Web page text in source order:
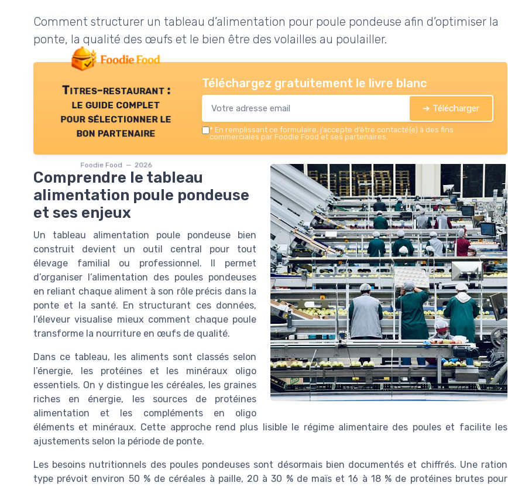
Comment structurer un tableau d’alimentation pour poule pondeuse afin d’optimiser la
ponte, la qualité des œufs et le bien être des volailles au poulailler.
Titres-restaurant :
le guide complet
pour sélectionner le
bon partenaire
Foodie Food — 2026
Téléchargez gratuitement le livre blanc
➔ Télécharger
* En remplissant ce formulaire, j’accepte d’être contacté(e) à des fins
commerciales par Foodie Food et ses partenaires.
Comprendre le tableau
alimentation poule pondeuse
et ses enjeux
Un tableau alimentation poule pondeuse bien
construit devient un outil central pour tout
élevage familial ou professionnel. Il permet
d’organiser l’alimentation des poules pondeuses
en reliant chaque aliment à son rôle précis dans la
ponte et la santé. En structurant ces données,
l’éleveur visualise mieux comment chaque poule
transforme la nourriture en œufs de qualité.
Dans ce tableau, les aliments sont classés selon
l’énergie, les protéines et les minéraux oligo
essentiels. On y distingue les céréales, les graines
riches en énergie, les sources de protéines
alimentation et les compléments en oligo
éléments et minéraux. Cette approche rend plus lisible le régime alimentaire des poules et facilite les
ajustements selon la période de ponte.
Les besoins nutritionnels des poules pondeuses sont désormais bien documentés et chiffrés. Une ration
type prévoit environ 50 % de céréales à paille, 20 à 30 % de maïs et 16 à 18 % de protéines brutes pour